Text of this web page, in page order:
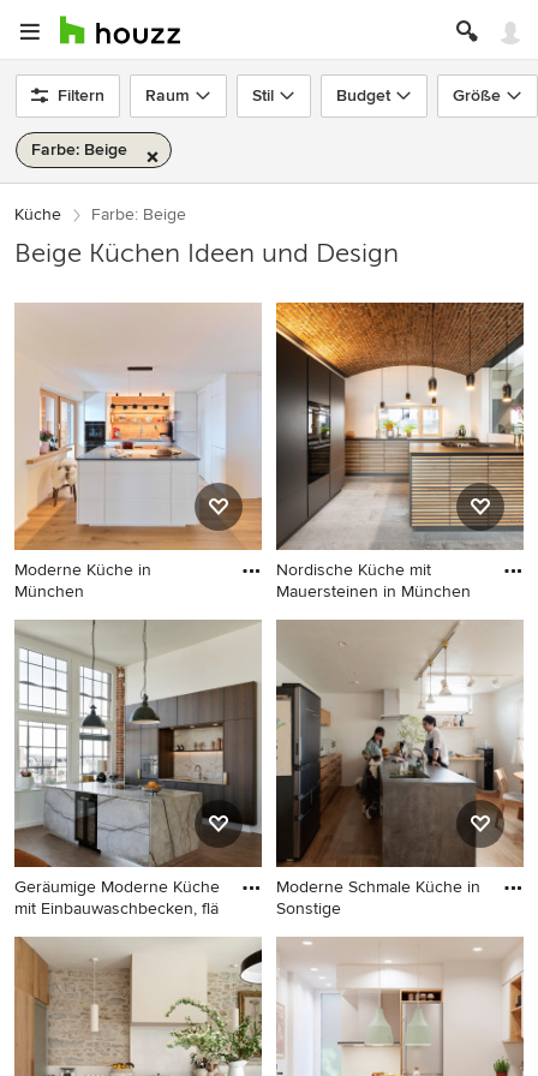
Filtern Raum Stil Budget Größe
Farbe: Beige
Küche Farbe: Beige
Beige Küchen Ideen und Design
Moderne Küche in
München
Moderne Küche in München
Nordische Küche mit
Mauersteinen in München
Nordische Küche mit
Mauersteinen in München
Geräumige Moderne Küche
mit Einbauwaschbecken, flä
Geräumige Moderne Küche
mit Einbauwaschbecken,
flächenbündigen
Schrankfronten, dunklen
Holzschränken, Quarzit-
Moderne Schmale Küche in
Sonstige
Moderne Schmale Küche in
Sonstige